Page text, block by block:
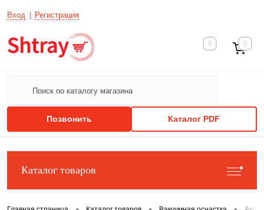
Вход Регистрация
0 0
Позвонить Каталог PDF
Каталог товаров